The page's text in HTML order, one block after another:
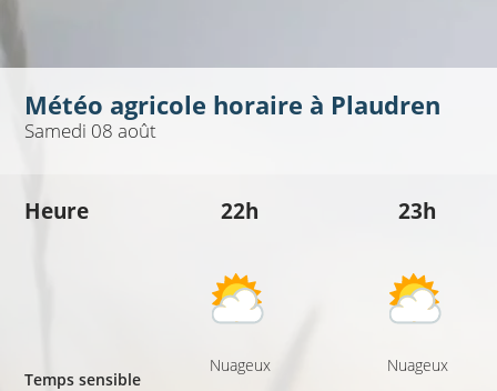
Météo agricole horaire à Plaudren
Samedi 08 août
Heure
Temps sensible
22h
Nuageux
23h
Nuageux